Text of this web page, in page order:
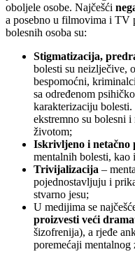
oboljele osobe. Najčešći
a posebno u filmovima i TV
bolesnih osoba su:
Stigmatizacija,
bolesti su neizlječive,
bespomoćni,
sa određenom
karakterizaciju
ekstremno su bolesni
životom;
Iskrivljeno i netačno
mentalnih bolesti, kao
Trivijalizacija –
pojednostavljuju i
stvarno jesu;
U medijima se
proizvesti veći
šizofrenija), a rjeđe
poremećaji mentalnog